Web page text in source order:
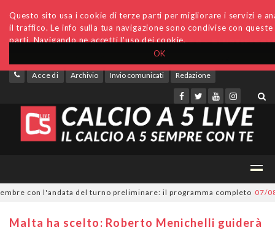
OK
Questo sito usa i cookie di terze parti per migliorare i servizi e
il traffico. Le info sulla tua navigazione sono condivise con
parti. Navigando ne accetti l'uso dei cookie.
Accedi Archivio Invio comunicati Redazione
con l'andata del turno preliminare: il programma completo 07/08/
Malta ha scelto: Roberto Menichelli guiderà